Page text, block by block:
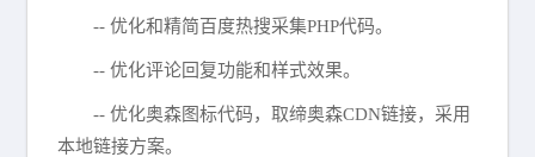
-- 优化和精简百度热搜采集PHP代码。
-- 优化评论回复功能和样式效果。
-- 优化奥森图标代码，取缔奥森CDN链接，采用
本地链接方案。